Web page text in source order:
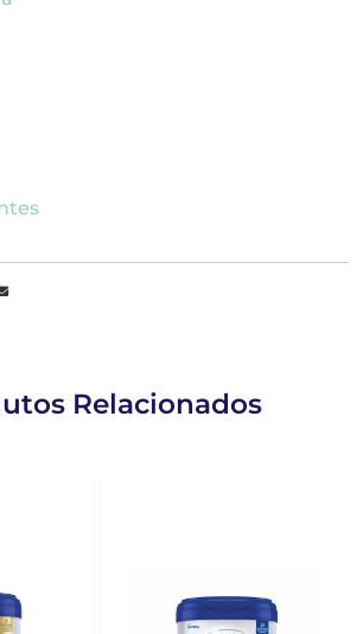
Relacionados